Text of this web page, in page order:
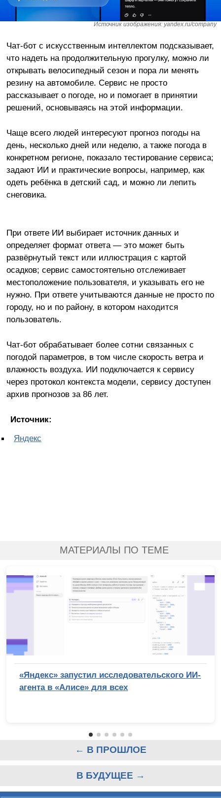
Источник изображения: yandex.ru/company
Чат-бот с искусственным интеллектом подсказывает,
что надеть на продолжительную прогулку, можно ли
открывать велосипедный сезон и пора ли менять
резину на автомобиле. Сервис не просто
рассказывает о погоде, но и помогает в принятии
решений, основываясь на этой информации.
Чаще всего людей интересуют прогноз погоды на
день, несколько дней или неделю, а также погода в
конкретном регионе, показало тестирование сервиса;
задают ИИ и практические вопросы, например, как
одеть ребёнка в детский сад, и можно ли лепить
снеговика.
При ответе ИИ выбирает источник данных и
определяет формат ответа — это может быть
развёрнутый текст или иллюстрация с картой
осадков; сервис самостоятельно отслеживает
местоположение пользователя, и указывать его не
нужно. При ответе учитываются данные не просто по
городу, но и по району, в котором находится
пользователь.
Чат-бот обрабатывает более сотни связанных с
погодой параметров, в том числе скорость ветра и
влажность воздуха. ИИ подключается к сервису
через протокол контекста модели, сервису доступен
архив прогнозов за 86 лет.
Источник:
Яндекс
МАТЕРИАЛЫ ПО ТЕМЕ
«Яндекс» запустил исследовательского ИИ-
агента в «Алисе» для всех
← В ПРОШЛОЕ
В БУДУЩЕЕ →